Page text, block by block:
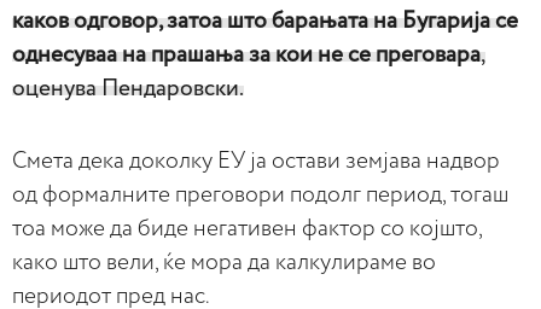
каков одговор, затоа што барањата на Бугарија се
однесуваа на прашања за кои не се преговара,
оценува Пендаровски.
Смета дека доколку ЕУ ја остави земјава надвор
од формалните преговори подолг период, тогаш
тоа може да биде негативен фактор со којшто,
како што вели, ќе мора да калкулираме во
периодот пред нас.